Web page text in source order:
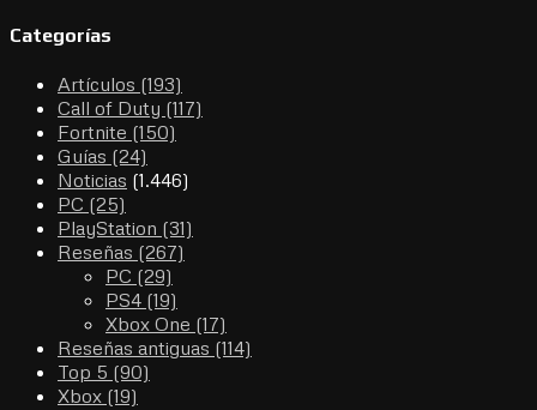
Categorías
Artículos (193)
Call of Duty (117)
Fortnite (150)
Guías (24)
Noticias (1.446)
PC (25)
PlayStation (31)
Reseñas (267)
PC (29)
PS4 (19)
Xbox One (17)
Reseñas antiguas (114)
Top 5 (90)
Xbox (19)